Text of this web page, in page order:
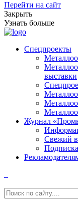
Перейти на сайт
Закрыть
Узнать больше
Спецпроекты
выставки
Журнал
Свежий